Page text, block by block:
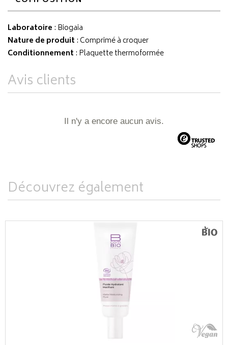
Laboratoire : Biogaia
Nature de produit : Comprimé à croquer
Conditionnement : Plaquette thermoformée
Avis clients
Il n'y a encore aucun avis.
Découvrez également